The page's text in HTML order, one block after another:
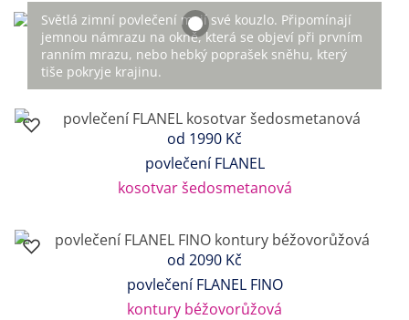
Světlá zimní povlečení mají své kouzlo. Připomínají
jemnou námrazu na okně, která se objeví při prvním
ranním mrazu, nebo hebký poprašek sněhu, který
tiše pokryje krajinu.
od 1990 Kč
povlečení FLANEL
kosotvar šedosmetanová
od 2090 Kč
povlečení FLANEL FINO
kontury béžovorůžová